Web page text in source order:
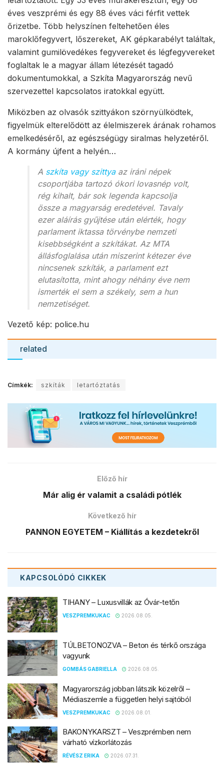
éves veszprémi és egy 88 éves váci férfit vettek
őrizetbe. Több helyszínen feltehetően éles
maroklőfegyvert, lőszereket, AK gépkarabélyt találtak,
valamint gumilövedékes fegyvereket és légfegyvereket
foglaltak le a magyar állam létezését tagadó
dokumentumokkal, a Szkíta Magyarország nevű
szervezettel kapcsolatos iratokkal együtt.
Miközben az olvasók szittyákon szörnyülködtek,
figyelmük elterelődött az élelmiszerek árának rohamos
emelkedéséről, az egészségügy siralmas helyzetéről.
A kormány újfent a helyén…
A szkíta vagy szittyaaz iráni népek
csoportjába tartozó ókori lovasnép volt,
rég kihalt, bár sok legenda kapcsolja
össze a magyarság eredetével. Tavaly
ezer aláírás gyűjtése után elérték, hogy
parlament iktassa törvénybe nemzeti
kisebbségként a szkítákat. Az MTA
állásfoglalása után miszerint kétezer éve
nincsenek szkíták, a parlament ezt
elutasította, mint ahogy néhány éve nem
ismerték el sem a székely, sem a hun
nemzetiséget.
Vezető kép: police.hu
related
Címkék: szkíták letartóztatás
Előző hír
Már alig ér valamit a családi pótlék
Következő hír
PANNON EGYETEM – Kiállítás a kezdetekről
KAPCSOLÓDÓ CIKKEK
TIHANY – Luxusvillák az Óvár-tetőn
VESZPREMKUKAC 2026.08.05.
TÚLBETONOZVA – Beton és térkő országa
vagyunk
GOMBÁS GABRIELLA 2026.08.05.
Magyarország jobban látszik közelről –
Médiaszemle a független helyi sajtóból
VESZPREMKUKAC 2026.08.01.
BAKONYKARSZT – Veszprémben nem
várható vízkorlátozás
RÉVÉSZ ERIKA 2026.07.31.